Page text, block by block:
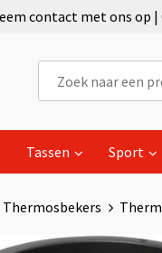
contact met ons op
Tassen Sport